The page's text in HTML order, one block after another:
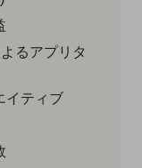
るアプリタ
イティブ